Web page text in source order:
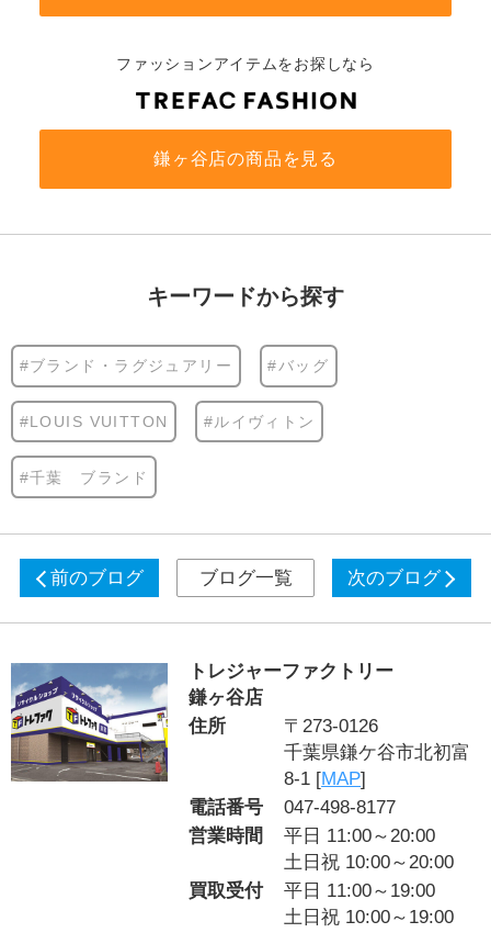
ファッションアイテムをお探しなら
鎌ヶ谷店の商品を見る
キーワードから探す
#ブランド・ラグジュアリー #バッグ
#LOUIS VUITTON #ルイヴィトン
#千葉 ブランド
前のブログ ブログ一覧 次のブログ
トレジャーファクトリー
鎌ヶ谷店
住所
〒273-0126
千葉県鎌ケ谷市北初富
8-1 [MAP]
電話番号
047-498-8177
営業時間
平日 11:00～20:00
土日祝 10:00～20:00
買取受付
平日 11:00～19:00
土日祝 10:00～19:00